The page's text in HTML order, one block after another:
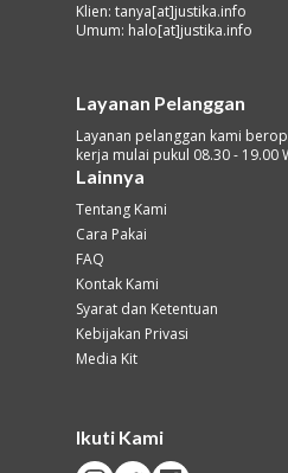
Klien: tanya[at]justika.info
Umum: halo[at]justika.info
Layanan Pelanggan
Layanan pelanggan kami
kerja mulai pukul 08.30 - 19.00
Lainnya
Tentang Kami
Cara Pakai
FAQ
Kontak Kami
Syarat dan Ketentuan
Kebijakan Privasi
Media Kit
Ikuti Kami